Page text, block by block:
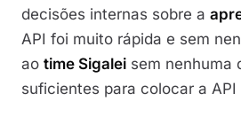
decisões internas sobre a
API foi muito rápida e sem
ao time Sigalei sem nenhuma
suficientes para colocar a